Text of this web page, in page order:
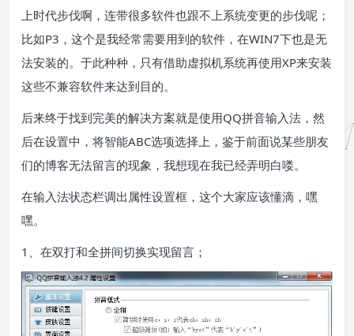
上时代步伐啊，连带很多软件也跟不上系统变更的步伐呢；
比如P3，这个是我经常需要用到的软件，在WIN7下也是无
法安装的。于此种种，只有借助虚拟机系统再使用XP来安装
这些不兼容软件来达到目的。
后来终于找到完美的解决方案就是使用QQ拼音输入法，然
后在设置中，将智能ABC选项选择上，鉴于前面说某些朋友
们的博客无法留言的现象，我想现在我已经弄明白喽。
在输入法状态栏调出属性设置框，这个大家应该懂滴，嘿
嘿。
1、在双打和全拼间切换实现留言；